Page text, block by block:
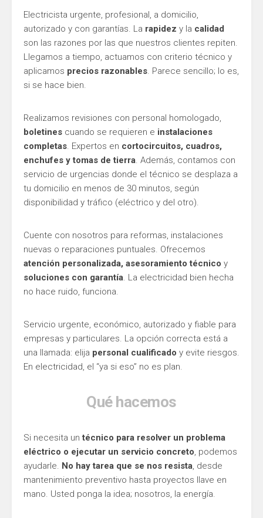
Electricista urgente, profesional, a domicilio,
autorizado y con garantías. La rapidez y la calidad
son las razones por las que nuestros clientes repiten.
Llegamos a tiempo, actuamos con criterio técnico y
aplicamos precios razonables. Parece sencillo; lo es,
si se hace bien.
Realizamos revisiones con personal homologado,
boletines cuando se requieren e instalaciones
completas. Expertos en cortocircuitos, cuadros,
enchufes y tomas de tierra. Además, contamos con
servicio de urgencias donde el técnico se desplaza a
tu domicilio en menos de 30 minutos, según
disponibilidad y tráfico (eléctrico y del otro).
Cuente con nosotros para reformas, instalaciones
nuevas o reparaciones puntuales. Ofrecemos
atención personalizada, asesoramiento técnico y
soluciones con garantía. La electricidad bien hecha
no hace ruido, funciona.
Servicio urgente, económico, autorizado y fiable para
empresas y particulares. La opción correcta está a
una llamada: elija personal cualificado y evite riesgos.
En electricidad, el “ya si eso” no es plan.
Qué hacemos
Si necesita untécnico para resolver un problema
eléctrico o ejecutar un servicio concreto, podemos
ayudarle. No hay tarea que se nos resista, desde
mantenimiento preventivo hasta proyectos llave en
mano. Usted ponga la idea; nosotros, la energía.